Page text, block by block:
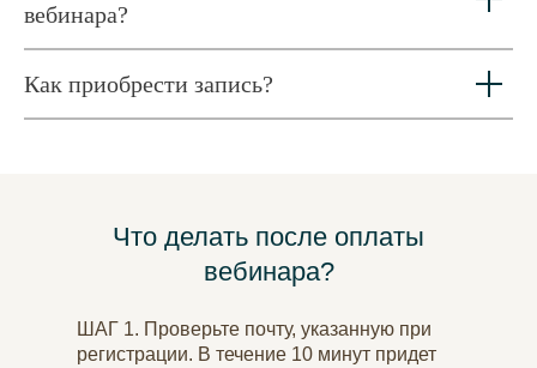
вебинара?
Как приобрести запись?
Что делать после оплаты
вебинара?
ШАГ 1. Проверьте почту, указанную при
регистрации. В течение 10 минут придет